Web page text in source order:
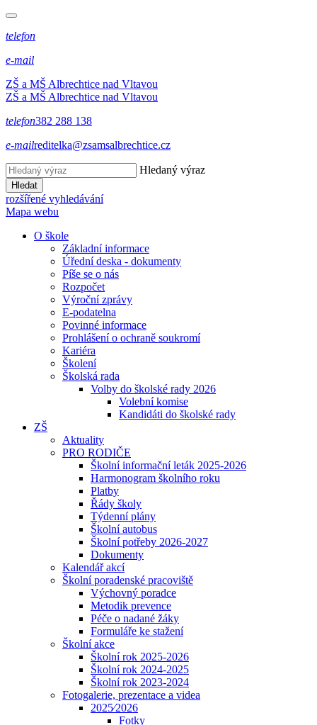
telefon
e-mail
ZŠ a MŠ Albrechtice nad Vltavou
ZŠ a MŠ Albrechtice nad Vltavou
telefon382 288 138
e-mailreditelka@zsamsalbrechtice.cz
Hledaný výraz
Hledat
rozšířené vyhledávání
Mapa webu
O škole
Základní informace
Úřední deska - dokumenty
Píše se o nás
Rozpočet
Výroční zprávy
E-podatelna
Povinné informace
Prohlášení o ochraně soukromí
Kariéra
Školení
Školská rada
Volby do školské rady 2026
Volební komise
Kandidáti do školské rady
ZŠ
Aktuality
PRO RODIČE
Školní informační leták 2025-2026
Harmonogram školního roku
Platby
Řády školy
Týdenní plány
Školní autobus
Školní potřeby 2026-2027
Dokumenty
Kalendář akcí
Školní poradenské pracoviště
Výchovný poradce
Metodik prevence
Péče o nadané žáky
Formuláře ke stažení
Školní akce
Školní rok 2025-2026
Školní rok 2024-2025
Školní rok 2023-2024
Fotogalerie, prezentace a videa
2025⁄2026
Fotky